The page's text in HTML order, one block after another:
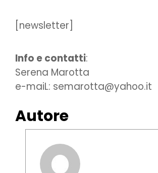
[newsletter]
Info e contatti:
Serena Marotta
e-maiL: semarotta@yahoo.it
Autore